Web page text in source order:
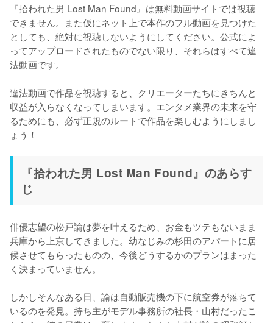
『拾われた男 Lost Man Found』は無料動画サイトでは視聴
できません。また仮にネット上で本作のフル動画を見つけた
としても、絶対に視聴しないようにしてください。公式によ
ってアップロードされたものでない限り、それらはすべて違
法動画です。
違法動画で作品を視聴すると、クリエーターたちにきちんと
収益が入らなくなってしまいます。エンタメ業界の未来を守
るためにも、必ず正規のルートで作品を楽しむようにしまし
ょう！
『拾われた男 Lost Man Found』のあらす
じ
俳優志望の松戸諭は夢を叶えるため、お金もツテもないまま
兵庫から上京してきました。幼なじみの杉田のアパートに居
候させてもらったものの、今後どうするかのプランはまった
く決まっていません。
しかしそんなある日、諭は自動販売機の下に航空券が落ちて
いるのを発見。持ち主がモデル事務所の社長・山村だったこ